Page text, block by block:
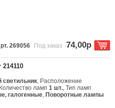
269056 Под заказ 74,00р
светильник, Расположение
ламп1 шт., Тип ламп
галогенные, Поворотные лампы